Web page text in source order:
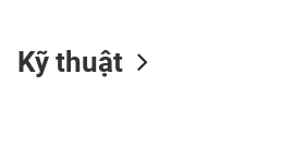
Kỹ thuật
SINH